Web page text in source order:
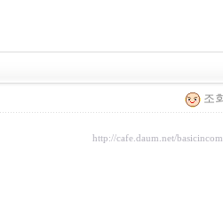
조
http://cafe.daum.net/